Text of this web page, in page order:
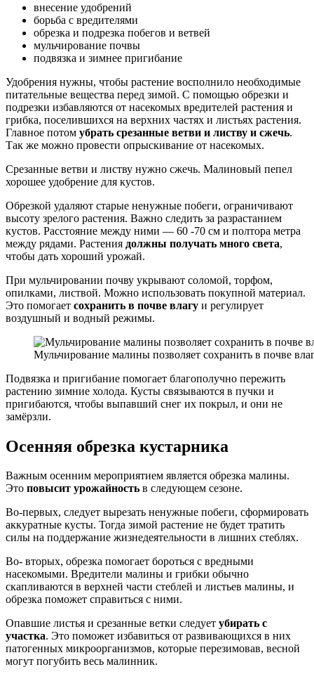
внесение удобрений
борьба с вредителями
обрезка и подрезка побегов и ветвей
мульчирование почвы
подвязка и зимнее пригибание
Удобрения нужны, чтобы растение восполнило необходимые
питательные вещества перед зимой. С помощью обрезки и
подрезки избавляются от насекомых вредителей растения и
грибка, поселившихся на верхних частях и листьях растения.
Главное потом убрать срезанные ветви и листву и сжечь.
Так же можно провести опрыскивание от насекомых.
Срезанные ветви и листву нужно сжечь. Малиновый пепел
хорошее удобрение для кустов.
Обрезкой удаляют старые ненужные побеги, ограничивают
высоту зрелого растения. Важно следить за разрастанием
кустов. Расстояние между ними — 60 -70 см и полтора метра
между рядами. Растения должны получать много света,
чтобы дать хороший урожай.
При мульчировании почву укрывают соломой, торфом,
опилками, листвой. Можно использовать покупной материал.
Это помогает сохранить в почве влагу и регулирует
воздушный и водный режимы.
Мульчирование малины позволяет сохранить в почве
Подвязка и пригибание помогает благополучно пережить
растению зимние холода. Кусты связываются в пучки и
пригибаются, чтобы выпавший снег их покрыл, и они не
замёрзли.
Осенняя обрезка кустарника
Важным осенним мероприятием является обрезка малины.
Это повысит урожайность в следующем сезоне.
Во-первых, следует вырезать ненужные побеги, сформировать
аккуратные кусты. Тогда зимой растение не будет тратить
силы на поддержание жизнедеятельности в лишних стеблях.
Во- вторых, обрезка помогает бороться с вредными
насекомыми. Вредители малины и грибки обычно
скапливаются в верхней части стеблей и листьев малины, и
обрезка поможет справиться с ними.
Опавшие листья и срезанные ветки следует убирать с
участка. Это поможет избавиться от развивающихся в них
патогенных микроорганизмов, которые перезимовав, весной
могут погубить весь малинник.